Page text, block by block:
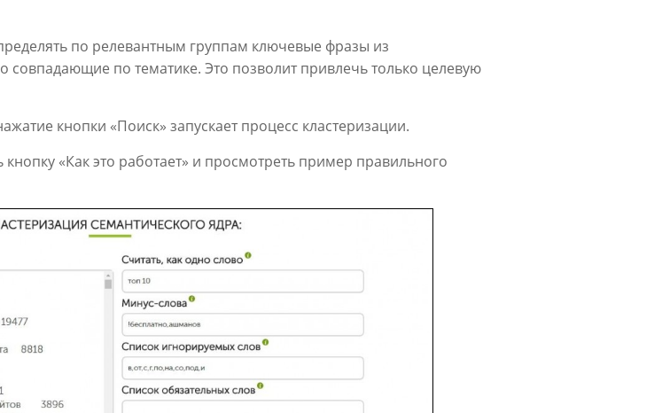
по релевантным группам ключевые фразы из
совпадающие по тематике. Это позволит привлечь только целевую
кнопки «Поиск» запускает процесс кластеризации.
«Как это работает» и просмотреть пример правильного